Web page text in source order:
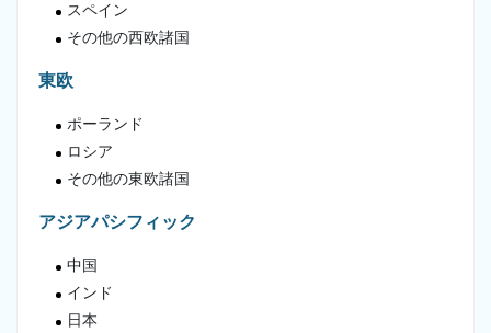
スペイン
その他の西欧諸国
東欧
ポーランド
ロシア
その他の東欧諸国
アジアパシフィック
中国
インド
日本